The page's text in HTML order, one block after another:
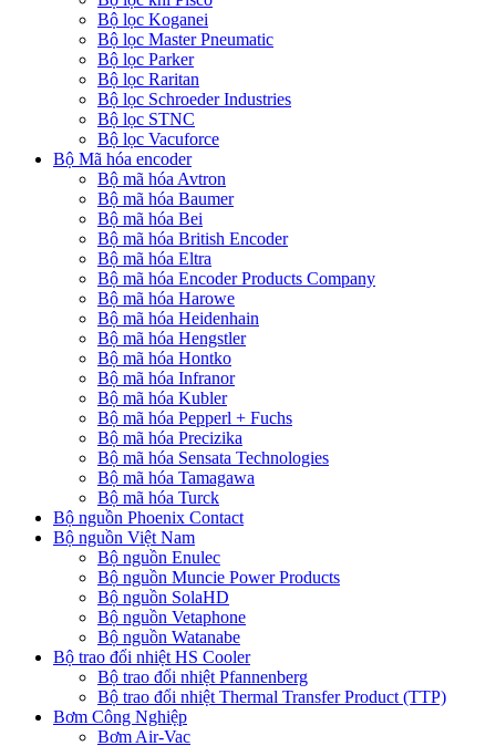
Bộ lọc Koganei
Bộ lọc Master Pneumatic
Bộ lọc Parker
Bộ lọc Raritan
Bộ lọc Schroeder Industries
Bộ lọc STNC
Bộ lọc Vacuforce
Bộ Mã hóa encoder
Bộ mã hóa Avtron
Bộ mã hóa Baumer
Bộ mã hóa Bei
Bộ mã hóa British Encoder
Bộ mã hóa Eltra
Bộ mã hóa Encoder Products Company
Bộ mã hóa Harowe
Bộ mã hóa Heidenhain
Bộ mã hóa Hengstler
Bộ mã hóa Hontko
Bộ mã hóa Infranor
Bộ mã hóa Kubler
Bộ mã hóa Pepperl + Fuchs
Bộ mã hóa Precizika
Bộ mã hóa Sensata Technologies
Bộ mã hóa Tamagawa
Bộ mã hóa Turck
Bộ nguồn Phoenix Contact
Bộ nguồn Việt Nam
Bộ nguồn Enulec
Bộ nguồn Muncie Power Products
Bộ nguồn SolaHD
Bộ nguồn Vetaphone
Bộ nguồn Watanabe
Bộ trao đổi nhiệt HS Cooler
Bộ trao đổi nhiệt Pfannenberg
Bộ trao đổi nhiệt Thermal Transfer Product (TTP)
Bơm Công Nghiệp
Bơm Air-Vac